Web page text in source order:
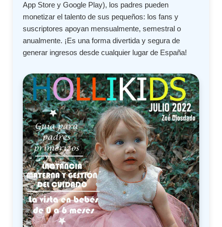
App Store y Google Play), los padres pueden
monetizar el talento de sus pequeños: los fans y
suscriptores apoyan mensualmente, semestral o
anualmente. ¡Es una forma divertida y segura de
generar ingresos desde cualquier lugar de España!